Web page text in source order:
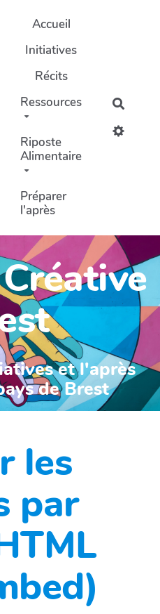
Accueil
Initiatives
Récits
Ressources
Riposte
Alimentaire
Préparer
l'après
et l'après
de Brest
les
par